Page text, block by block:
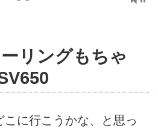
リングもちゃ
に行こうかな、と思っ